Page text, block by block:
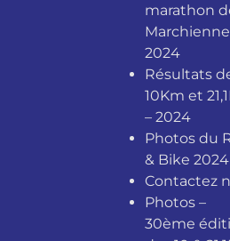
marathon
2024
Résultats
10Km et
– 2024
Photos du
& Bike 2024
Contactez
Photos –
30ème